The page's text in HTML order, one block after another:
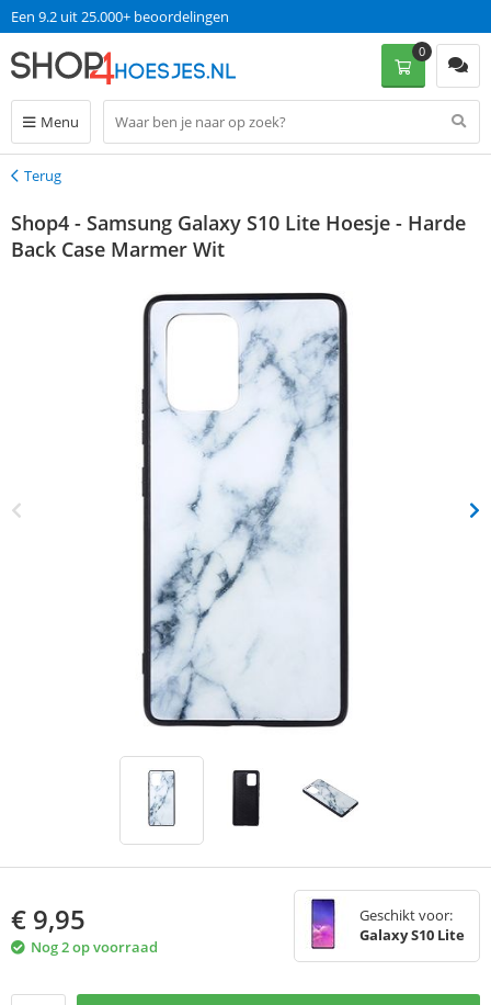
Een 9.2 uit 25.000+ beoordelingen
Menu
0
Terug
Terug
Shop4 - Samsung Galaxy S10 Lite Hoesje - Harde
Back Case Marmer Wit
€ 9,95
Nog 2 op voorraad
Geschikt voor:
Galaxy S10 Lite